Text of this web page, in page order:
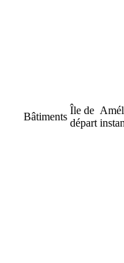
Bâtiments
Île de
départ